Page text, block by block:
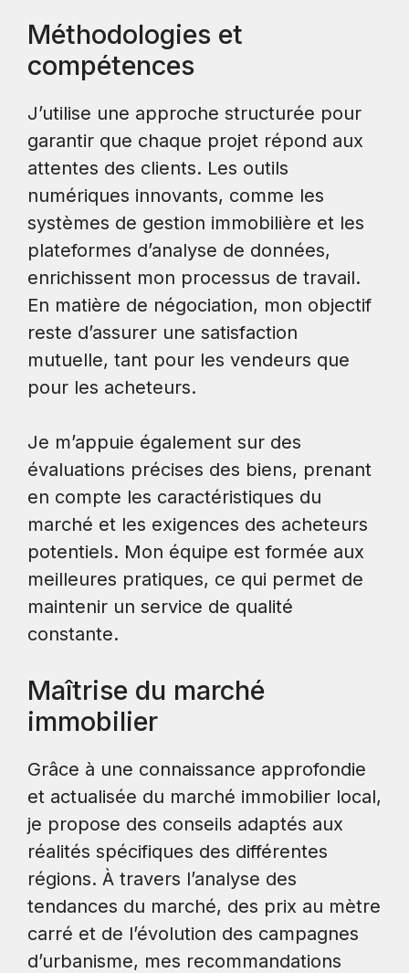
Méthodologies et
compétences
J’utilise une approche structurée pour
garantir que chaque projet répond aux
attentes des clients. Les outils
numériques innovants, comme les
systèmes de gestion immobilière et les
plateformes d’analyse de données,
enrichissent mon processus de travail.
En matière de négociation, mon objectif
reste d’assurer une satisfaction
mutuelle, tant pour les vendeurs que
pour les acheteurs.
Je m’appuie également sur des
évaluations précises des biens, prenant
en compte les caractéristiques du
marché et les exigences des acheteurs
potentiels. Mon équipe est formée aux
meilleures pratiques, ce qui permet de
maintenir un service de qualité
constante.
Maîtrise du marché
immobilier
Grâce à une connaissance approfondie
et actualisée du marché immobilier local,
je propose des conseils adaptés aux
réalités spécifiques des différentes
régions. À travers l’analyse des
tendances du marché, des prix au mètre
carré et de l’évolution des campagnes
d’urbanisme, mes recommandations